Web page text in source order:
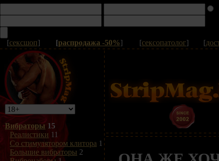
[сексшоп] [распродажа -50%] [сексопатолог] [
Вибраторы 15
Реалистики 11
Со стимулятором клитора 1
Большие вибраторы 2